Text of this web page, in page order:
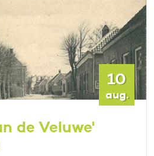
10
aug.
de Veluwe'